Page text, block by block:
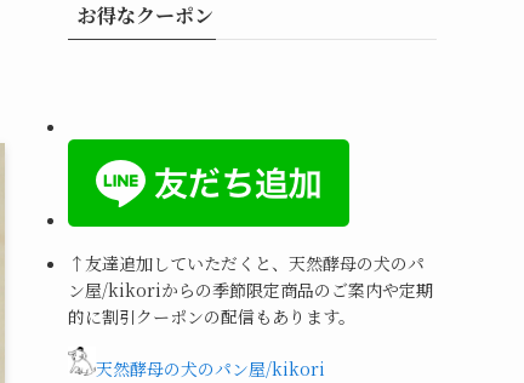
お得なクーポン
↑友達追加していただくと、天然酵母の犬のパ
ン屋/kikoriからの季節限定商品のご案内や定期
的に割引クーポンの配信もあります。
天然酵母の犬のパン屋/kikori